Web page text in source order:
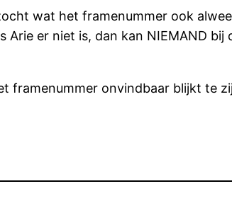
wat het framenummer ook
Arie er niet is, dan kan NIEMAND
framenummer onvindbaar blijkt te